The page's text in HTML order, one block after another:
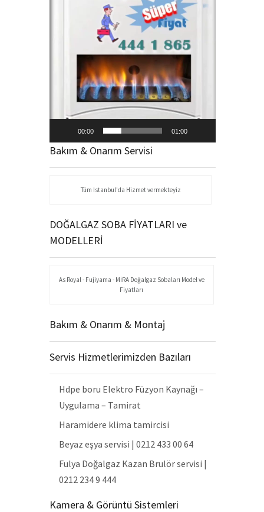
00:00 01:00
Bakım & Onarım Servisi
Tüm İstanbul'da Hizmet vermekteyiz
DOĞALGAZ SOBA FİYATLARI ve
MODELLERİ
As Royal - Fujiyama - MİRA Doğalgaz Sobaları Model ve
Fiyatları
Bakım & Onarım & Montaj
Servis Hizmetlerimizden Bazıları
Hdpe boru Elektro Füzyon Kaynağı –
Uygulama – Tamirat
Haramidere klima tamircisi
Beyaz eşya servisi | 0212 433 00 64
Fulya Doğalgaz Kazan Brulör servisi |
0212 234 9 444
Kamera & Görüntü Sistemleri